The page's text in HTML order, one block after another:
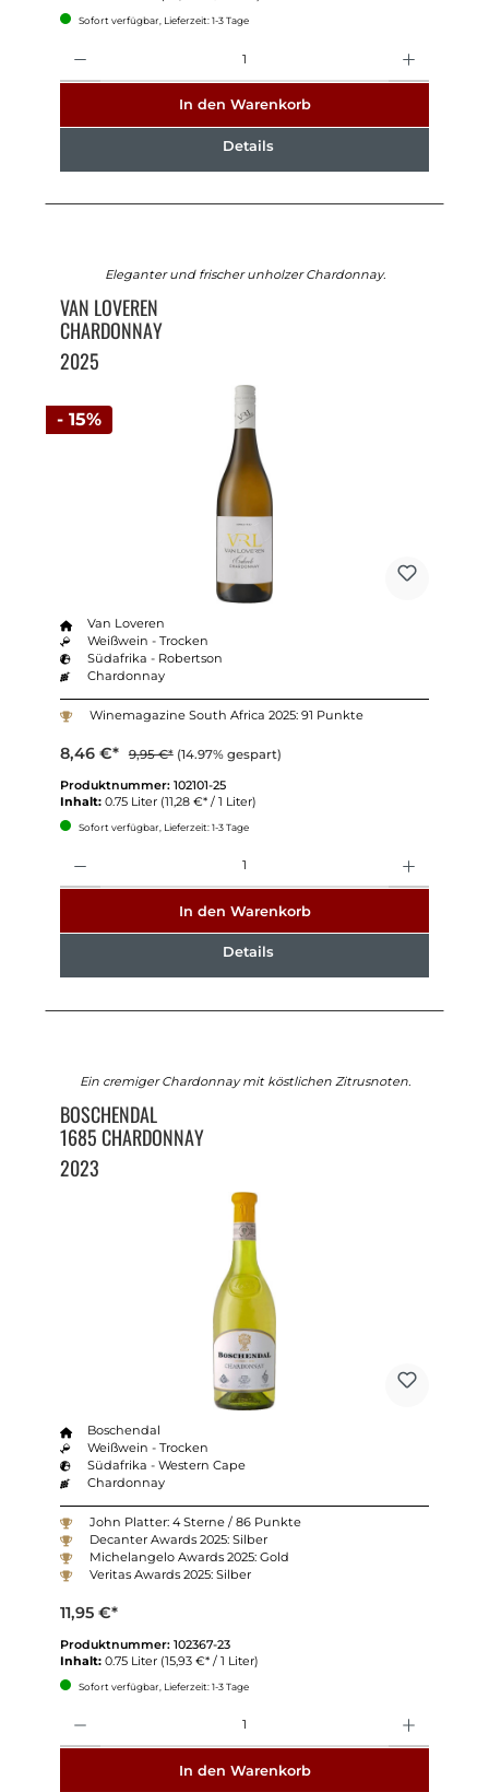
Sofort verfügbar, Lieferzeit: 1-3 Tage
In den Warenkorb
Details
- 15%
Eleganter und frischer unholzer Chardonnay.
VAN LOVEREN
CHARDONNAY
2025
Van Loveren
Weißwein - Trocken
Südafrika - Robertson
Chardonnay
Winemagazine South Africa 2025: 91 Punkte
8,46 €* 9,95 €* (14.97% gespart)
Produktnummer: 102101-25
Inhalt: 0.75 Liter (11,28 €* / 1 Liter)
Sofort verfügbar, Lieferzeit: 1-3 Tage
In den Warenkorb
Details
Ein cremiger Chardonnay mit köstlichen Zitrusnoten.
BOSCHENDAL
1685 CHARDONNAY
2023
Boschendal
Weißwein - Trocken
Südafrika - Western Cape
Chardonnay
John Platter: 4 Sterne / 86 Punkte
Decanter Awards 2025: Silber
Michelangelo Awards 2025: Gold
Veritas Awards 2025: Silber
11,95 €*
Produktnummer: 102367-23
Inhalt: 0.75 Liter (15,93 €* / 1 Liter)
Sofort verfügbar, Lieferzeit: 1-3 Tage
In den Warenkorb